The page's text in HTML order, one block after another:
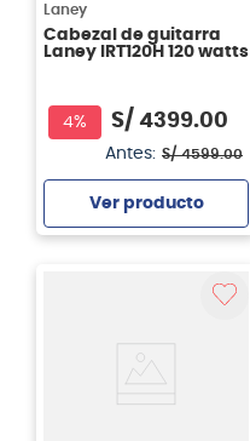
Laney
Cabezal de guitarra
Laney IRT120H 120 watts
4% S/ 4399.00
Antes: S/ 4599.00
Ver producto